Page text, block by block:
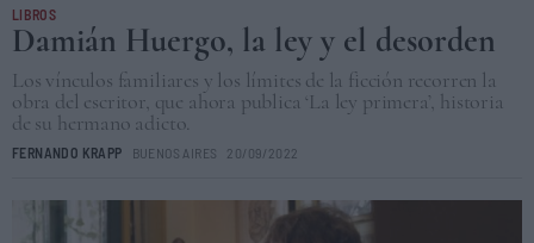
LIBROS
Damián Huergo, la ley y el desorden
Los vínculos familiares y los límites de la ficción recorren la
obra del escritor, que ahora publica ‘La ley primera’, historia
de su hermano adicto.
FERNANDO KRAPP BUENOS AIRES 20/09/2022